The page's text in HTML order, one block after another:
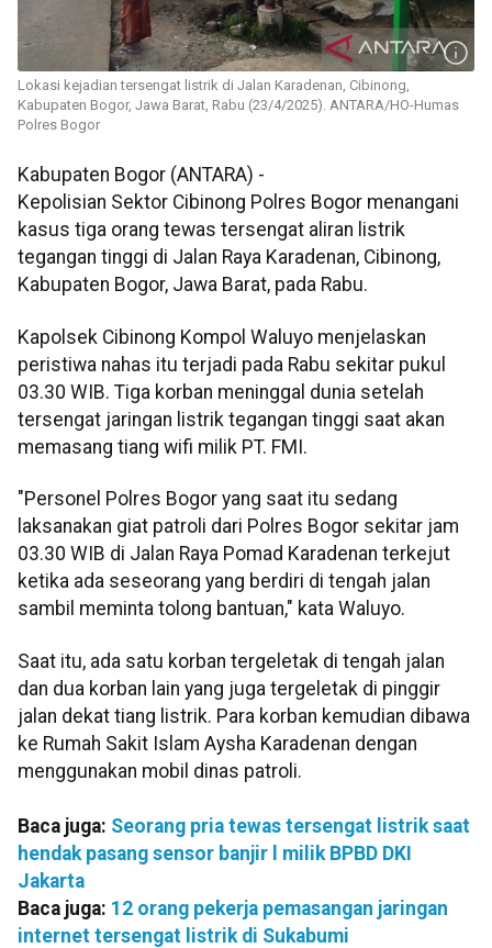
Lokasi kejadian tersengat listrik di Jalan Karadenan, Cibinong,
Kabupaten Bogor, Jawa Barat, Rabu (23/4/2025). ANTARA/HO-Humas
Polres Bogor
Kabupaten Bogor (ANTARA) -
Kepolisian Sektor Cibinong Polres Bogor menangani
kasus tiga orang tewas tersengat aliran listrik
tegangan tinggi di Jalan Raya Karadenan, Cibinong,
Kabupaten Bogor, Jawa Barat, pada Rabu.
Kapolsek Cibinong Kompol Waluyo menjelaskan
peristiwa nahas itu terjadi pada Rabu sekitar pukul
03.30 WIB. Tiga korban meninggal dunia setelah
tersengat jaringan listrik tegangan tinggi saat akan
memasang tiang wifi milik PT. FMI.
"Personel Polres Bogor yang saat itu sedang
laksanakan giat patroli dari Polres Bogor sekitar jam
03.30 WIB di Jalan Raya Pomad Karadenan terkejut
ketika ada seseorang yang berdiri di tengah jalan
sambil meminta tolong bantuan," kata Waluyo.
Saat itu, ada satu korban tergeletak di tengah jalan
dan dua korban lain yang juga tergeletak di pinggir
jalan dekat tiang listrik. Para korban kemudian dibawa
ke Rumah Sakit Islam Aysha Karadenan dengan
menggunakan mobil dinas patroli.
Baca juga: Seorang pria tewas tersengat listrik saat
hendak pasang sensor banjir l milik BPBD DKI
Jakarta
Baca juga: 12 orang pekerja pemasangan jaringan
internet tersengat listrik di Sukabumi